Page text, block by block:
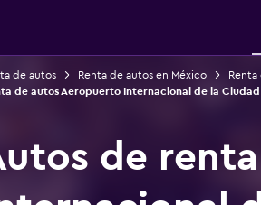
de autos Renta de autos en México Renta
de autos Aeropuerto Internacional de la
de